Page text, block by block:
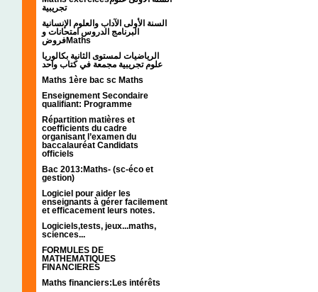
تجريبية
السنة الأولى الآداب والعلوم الإنسانية
البرنامج الدروس امتحانات و
فروضMaths
الرياضيات لمستوى الثانية بكالوريا
علوم تجريبية مجمعة في كتاب واحد
Maths 1ère bac sc Maths
Enseignement Secondaire
qualifiant: Programme
Répartition matières et
coefficients du cadre
organisant l’examen du
baccalauréat Candidats
officiels
Bac 2013:Maths- (sc-éco et
gestion)
Logiciel pour aider les
enseignants à gérer facilement
et efficacement leurs notes.
Logiciels,tests, jeux...maths,
sciences...
FORMULES DE
MATHEMATIQUES
FINANCIERES
Maths financiers:Les intérêts